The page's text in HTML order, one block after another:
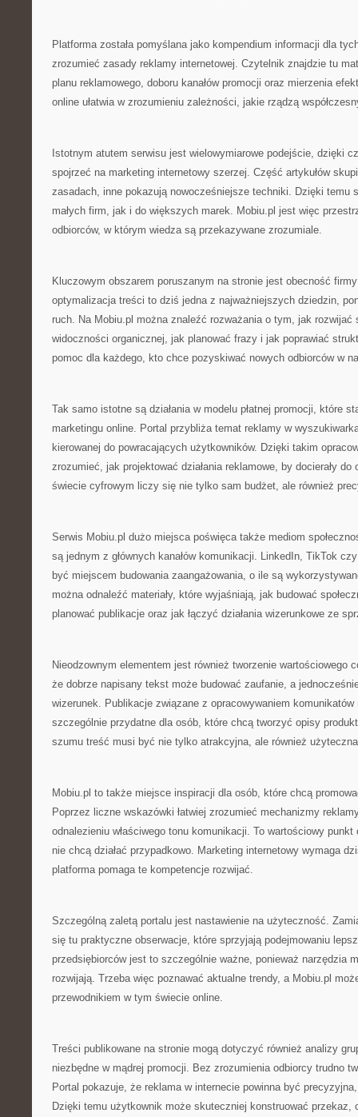
Platforma została pomyślana jako kompendium informacji dla
zrozumieć zasady reklamy internetowej. Czytelnik znajdzie tu
planu reklamowego, doboru kanałów promocji oraz mierzenia
online ułatwia w zrozumieniu zależności, jakie rządzą
Istotnym atutem serwisu jest wielowymiarowe podejście, dzięki
spojrzeć na marketing internetowy szerzej. Część artykułów
zasadach, inne pokazują nowocześniejsze techniki. Dzięki temu
małych firm, jak i do większych marek. Mobiu.pl jest więc
odbiorców, w którym wiedza są przekazywane zrozumiale.
Kluczowym obszarem poruszanym na stronie jest obecność
optymalizacja treści to dziś jedna z najważniejszych dziedzin,
ruch. Na Mobiu.pl można znaleźć rozważania o tym, jak rozwijać
widoczności organicznej, jak planować frazy i jak poprawiać
pomoc dla każdego, kto chce pozyskiwać nowych odbiorców w
Tak samo istotne są działania w modelu płatnej promocji, które
marketingu online. Portal przybliża temat reklamy w
kierowanej do powracających użytkowników. Dzięki takim
zrozumieć, jak projektować działania reklamowe, by docierały do
świecie cyfrowym liczy się nie tylko sam budżet, ale również
Serwis Mobiu.pl dużo miejsca poświęca także mediom
są jednym z głównych kanałów komunikacji. LinkedIn, TikTok
być miejscem budowania zaangażowania, o ile są
można odnaleźć materiały, które wyjaśniają, jak budować
planować publikacje oraz jak łączyć działania wizerunkowe ze
Nieodzownym elementem jest również tworzenie wartościowego
że dobrze napisany tekst może budować zaufanie, a
wizerunek. Publikacje związane z opracowywaniem
szczególnie przydatne dla osób, które chcą tworzyć opisy
szumu treść musi być nie tylko atrakcyjna, ale również
Mobiu.pl to także miejsce inspiracji dla osób, które chcą
Poprzez liczne wskazówki łatwiej zrozumieć mechanizmy
odnalezieniu właściwego tonu komunikacji. To wartościowy
nie chcą działać przypadkowo. Marketing internetowy wymaga
platforma pomaga te kompetencje rozwijać.
Szczególną zaletą portalu jest nastawienie na użyteczność.
się tu praktyczne obserwacje, które sprzyjają podejmowaniu
przedsiębiorców jest to szczególnie ważne, ponieważ narzędzia
rozwijają. Trzeba więc poznawać aktualne trendy, a Mobiu.pl
przewodnikiem w tym świecie online.
Treści publikowane na stronie mogą dotyczyć również analizy
niezbędne w mądrej promocji. Bez zrozumienia odbiorcy trudno
Portal pokazuje, że reklama w internecie powinna być
Dzięki temu użytkownik może skuteczniej konstruować przekaz,